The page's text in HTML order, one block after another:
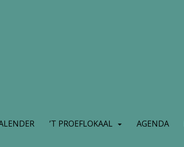
’T PROEFLOKAAL AGENDA